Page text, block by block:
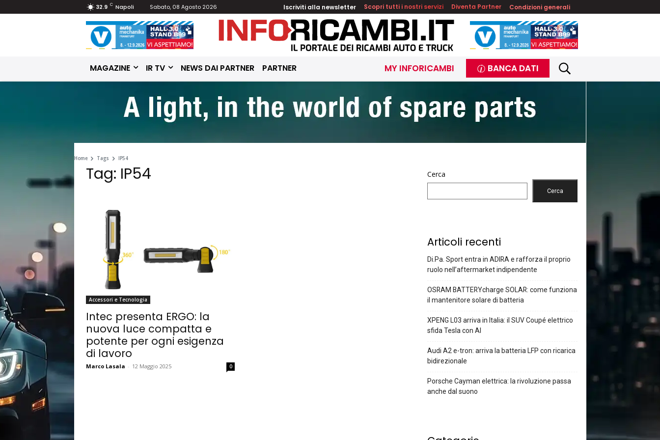
32.9 C Napoli Sabato, 08 Agosto 2026 Iscriviti alla newsletter Scopri tutti i nostri servizi Diventa Partner Condizioni generali
MAGAZINE IR TV NEWS DAI PARTNER PARTNER MY INFORICAMBI BANCA DATI
Home Tags IP54
Tag: IP54
Accessori e Tecnologia
Intec presenta ERGO: la
nuova luce compatta e
potente per ogni esigenza
di lavoro
Marco Lasala - 12 Maggio 2025 0
Cerca
Cerca
Articoli recenti
Di.Pa. Sport entra in ADIRA e rafforza il proprio
ruolo nell’aftermarket indipendente
OSRAM BATTERYcharge SOLAR: come funziona
il mantenitore solare di batteria
XPENG L03 arriva in Italia: il SUV Coupé elettrico
sfida Tesla con AI
Audi A2 e-tron: arriva la batteria LFP con ricarica
bidirezionale
Porsche Cayman elettrica: la rivoluzione passa
anche dal suono